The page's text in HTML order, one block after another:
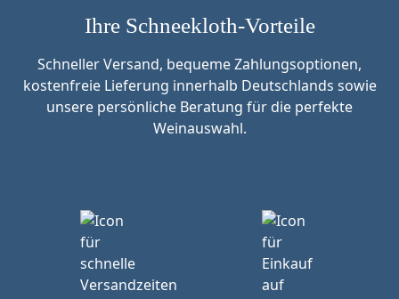
Ihre Schneekloth-Vorteile
Schneller Versand, bequeme Zahlungsoptionen,
kostenfreie Lieferung innerhalb Deutschlands sowie
unsere persönliche Beratung für die perfekte
Weinauswahl.